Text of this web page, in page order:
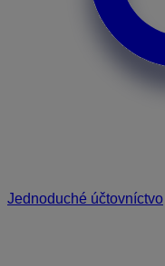
Jednoduché účtovníctvo